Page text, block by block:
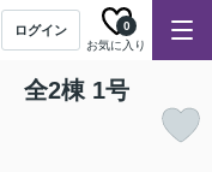
ログイン
お気に入り
0
全2棟 1号